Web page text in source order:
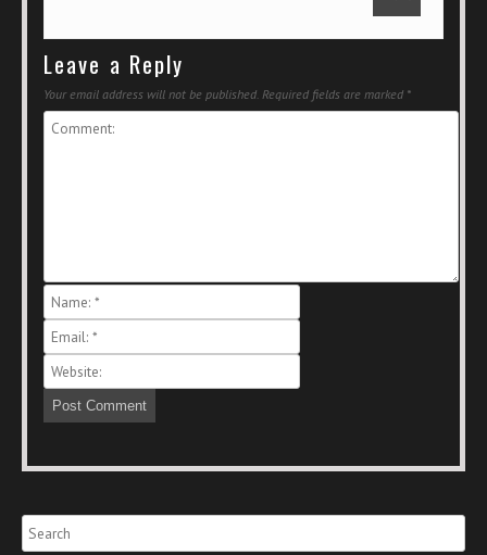
Leave a Reply
Your email address will not be published. Required fields are marked *
Search